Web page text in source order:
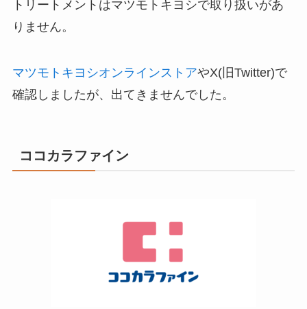
トリートメントはマツモトキヨシで取り扱いがあ
りません。
マツモトキヨシオンラインストアやX(旧Twitter)で
確認しましたが、出てきませんでした。
ココカラファイン